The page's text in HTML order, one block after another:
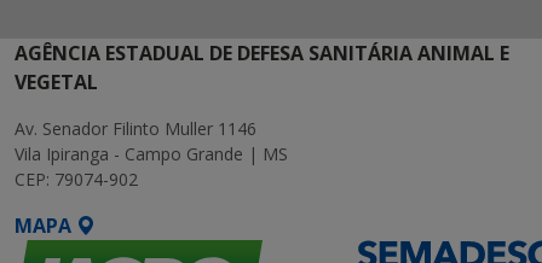
AGÊNCIA ESTADUAL DE DEFESA SANITÁRIA ANIMAL E
VEGETAL
Av. Senador Filinto Muller 1146
Vila Ipiranga - Campo Grande | MS
CEP: 79074-902
MAPA